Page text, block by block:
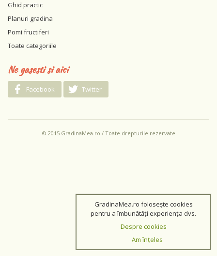
Ghid practic
Planuri gradina
Pomi fructiferi
Toate categoriile
Ne gasesti si aici
Facebook Twitter
© 2015 GradinaMea.ro / Toate drepturile rezervate
GradinaMea.ro folosește cookies
pentru a îmbunătăți experiența dvs.
Despre cookies
Am înțeles